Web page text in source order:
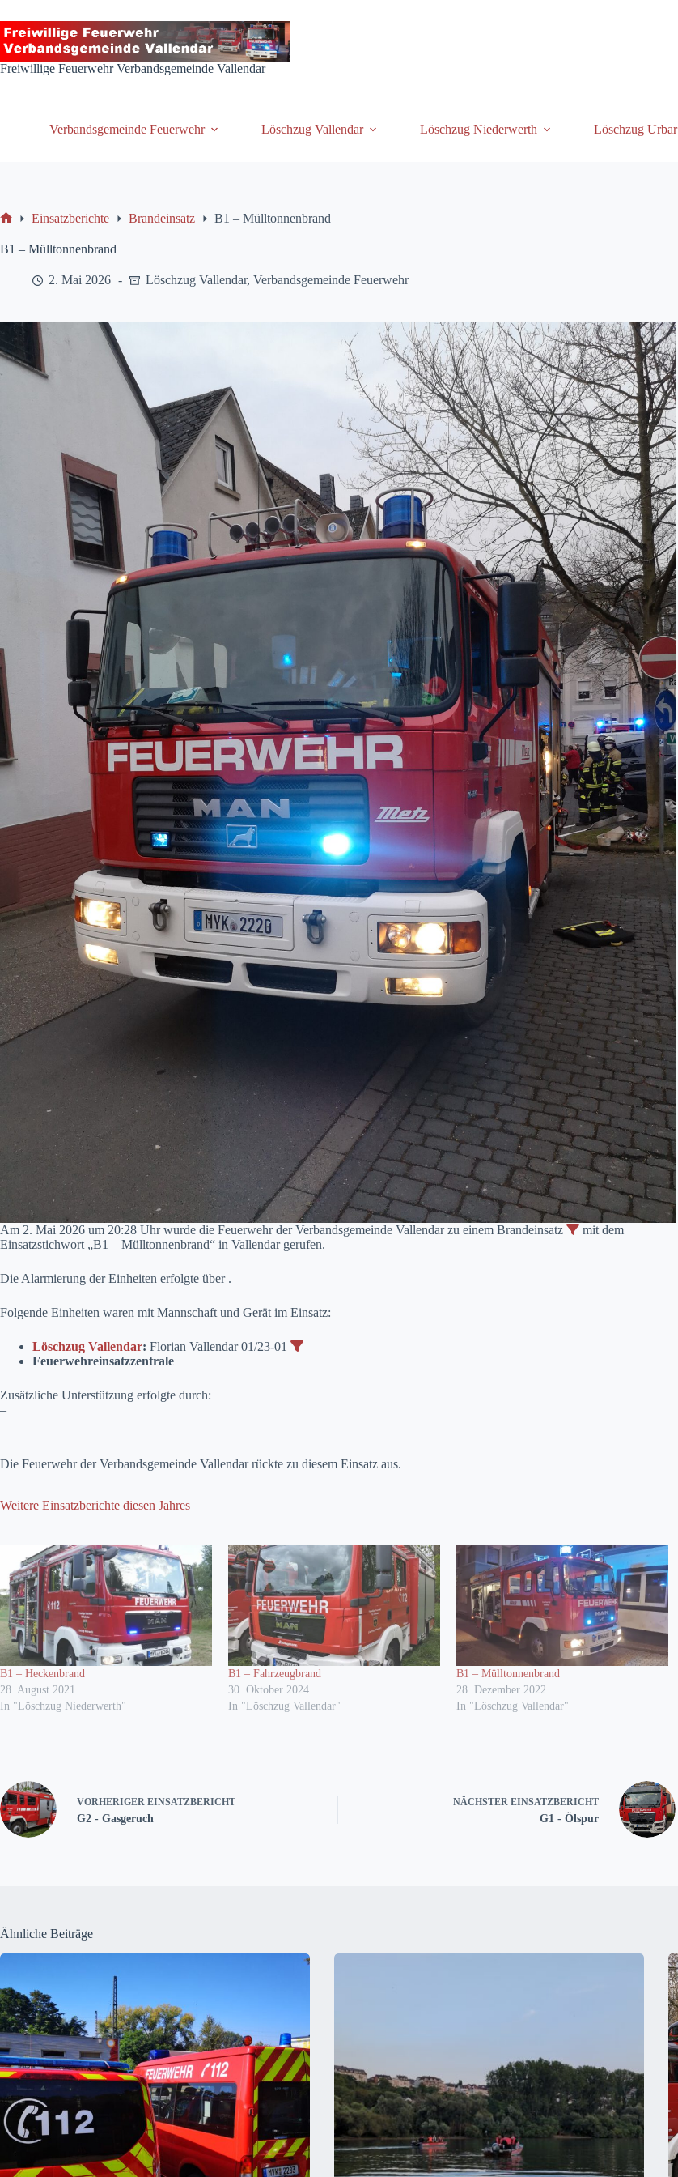
Inhalt
springen
Freiwillige Feuerwehr Verbandsgemeinde Vallendar
Verbandsgemeinde Feuerwehr Löschzug Vallendar Löschzug Niederwerth Löschzug Urbar
Einsatzberichte Brandeinsatz B1 – Mülltonnenbrand
B1 – Mülltonnenbrand
2. Mai 2026 Löschzug Vallendar, Verbandsgemeinde Feuerwehr
Am 2. Mai 2026 um 20:28 Uhr wurde die Feuerwehr der Verbandsgemeinde Vallendar zu einem Brandeinsatz
mit dem
Einsatzstichwort „B1 – Mülltonnenbrand“ in Vallendar gerufen.
Die Alarmierung der Einheiten erfolgte über .
Folgende Einheiten waren mit Mannschaft und Gerät im Einsatz:
Löschzug Vallendar: Florian Vallendar 01/23-01
Feuerwehreinsatzzentrale
Zusätzliche Unterstützung erfolgte durch:
–
Die Feuerwehr der Verbandsgemeinde Vallendar rückte zu diesem Einsatz aus.
Weitere Einsatzberichte diesen Jahres
B1 – Heckenbrand
28. August 2021
In "Löschzug Niederwerth"
B1 – Fahrzeugbrand
30. Oktober 2024
In "Löschzug Vallendar"
B1 – Mülltonnenbrand
28. Dezember 2022
In "Löschzug Vallendar"
VORHERIGER EINSATZBERICHT
G2 - Gasgeruch
NÄCHSTER EINSATZBERICHT
G1 - Ölspur
Ähnliche Beiträge